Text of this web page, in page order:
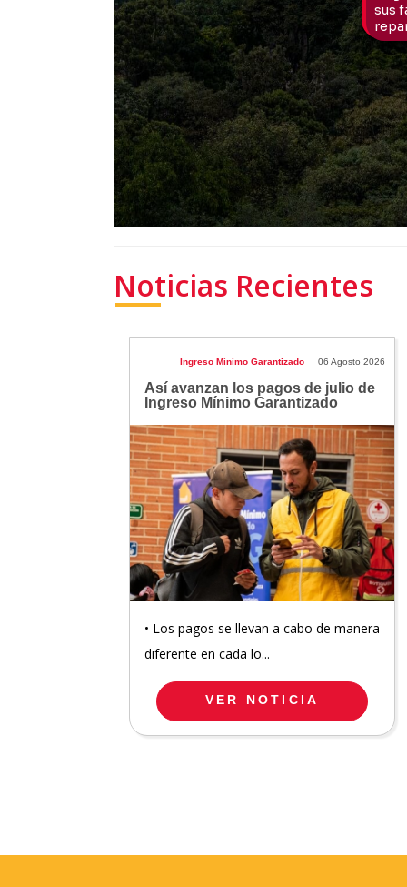
Noticias Recientes
Ingreso Mínimo Garantizado 06 Agosto 2026
Así avanzan los pagos de julio de
Ingreso Mínimo Garantizado
• Los pagos se llevan a cabo de manera
diferente en cada lo...
VER NOTICIA